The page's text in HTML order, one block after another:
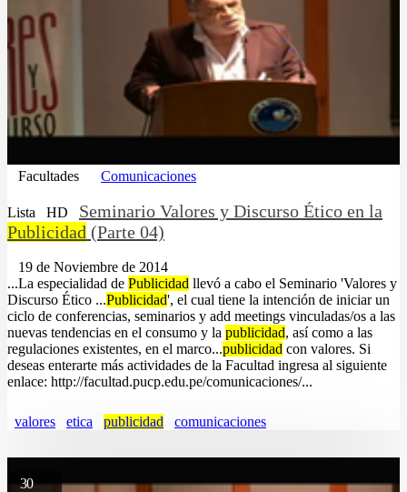
Facultades Comunicaciones
Lista HD
Seminario Valores y Discurso Ético en la
Publicidad (Parte 04)
19 de Noviembre de 2014
...La especialidad de Publicidad llevó a cabo el Seminario 'Valores y
Discurso Ético ...Publicidad', el cual tiene la intención de iniciar un
ciclo de conferencias, seminarios y add meetings vinculadas/os a las
nuevas tendencias en el consumo y la publicidad, así como a las
regulaciones existentes, en el marco...publicidad con valores. Si
deseas enterarte más actividades de la Facultad ingresa al siguiente
enlace: http://facultad.pucp.edu.pe/comunicaciones/...
valores etica publicidad comunicaciones
30